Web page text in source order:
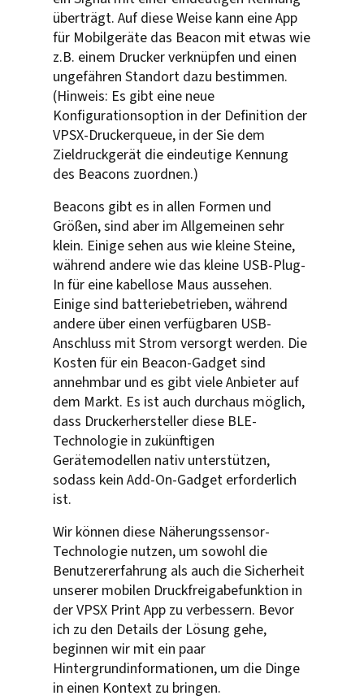
überträgt. Auf diese Weise kann eine App
für Mobilgeräte das Beacon mit etwas wie
z.B. einem Drucker verknüpfen und einen
ungefähren Standort dazu bestimmen.
(Hinweis: Es gibt eine neue
Konfigurationsoption in der Definition der
VPSX-Druckerqueue, in der Sie dem
Zieldruckgerät die eindeutige Kennung
des Beacons zuordnen.)
Beacons gibt es in allen Formen und
Größen, sind aber im Allgemeinen sehr
klein. Einige sehen aus wie kleine Steine,
während andere wie das kleine USB-Plug-
In für eine kabellose Maus aussehen.
Einige sind batteriebetrieben, während
andere über einen verfügbaren USB-
Anschluss mit Strom versorgt werden. Die
Kosten für ein Beacon-Gadget sind
annehmbar und es gibt viele Anbieter auf
dem Markt. Es ist auch durchaus möglich,
dass Druckerhersteller diese BLE-
Technologie in zukünftigen
Gerätemodellen nativ unterstützen,
sodass kein Add-On-Gadget erforderlich
ist.
Wir können diese Näherungssensor-
Technologie nutzen, um sowohl die
Benutzererfahrung als auch die Sicherheit
unserer mobilen Druckfreigabefunktion in
der VPSX Print App zu verbessern. Bevor
ich zu den Details der Lösung gehe,
beginnen wir mit ein paar
Hintergrundinformationen, um die Dinge
in einen Kontext zu bringen.